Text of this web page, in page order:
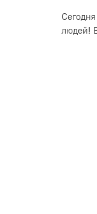
людей!